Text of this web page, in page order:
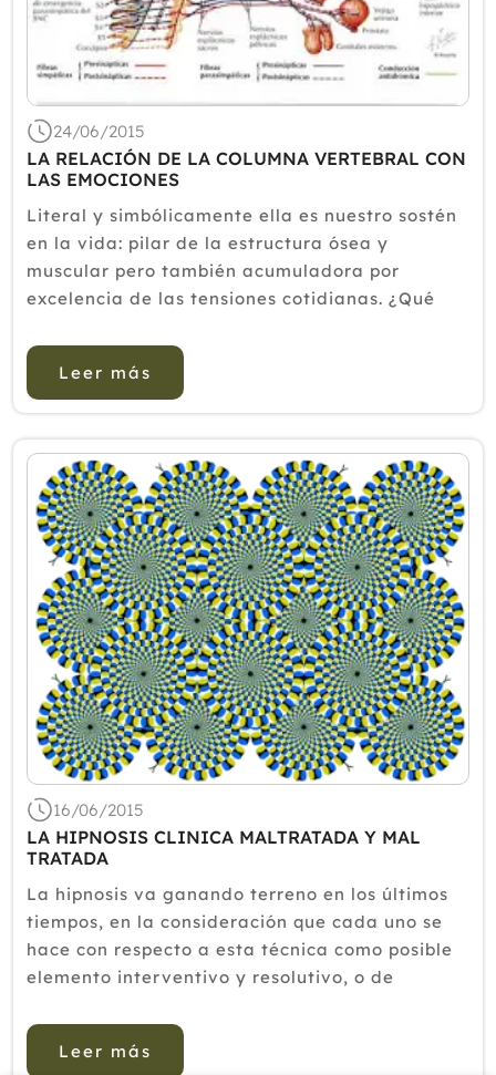
24/06/2015
LA RELACIÓN DE LA COLUMNA VERTEBRAL CON
LAS EMOCIONES
Literal y simbólicamente ella es nuestro sostén
en la vida: pilar de la estructura ósea y
muscular pero también acumuladora por
excelencia de las tensiones cotidianas. ¿Qué
Responden los especialistas.La interconexión en
la columna vertebral, inte...
Leer más
16/06/2015
LA HIPNOSIS CLINICA MALTRATADA Y MAL
TRATADA
La hipnosis va ganando terreno en los últimos
tiempos, en la consideración que cada uno se
hace con respecto a esta técnica como posible
elemento interventivo y resolutivo, o de
mentales. Pero aún siendo esto cierto, todavía
permanece el gran desconoc...
Leer más